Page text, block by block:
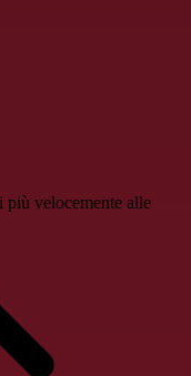
più velocemente alle